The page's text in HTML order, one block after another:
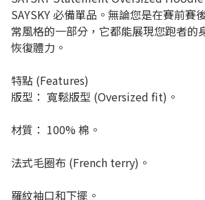
SAYSKY 必備單品。無論您是在賽前賽
常風格的一部分，它都能展現您跑者的
恢復體力。
特點 (Features)
版型： 寬鬆版型 (Oversized fit)。
材質： 100% 棉。
法式毛圈布 (French terry)。
羅紋袖口和下擺。